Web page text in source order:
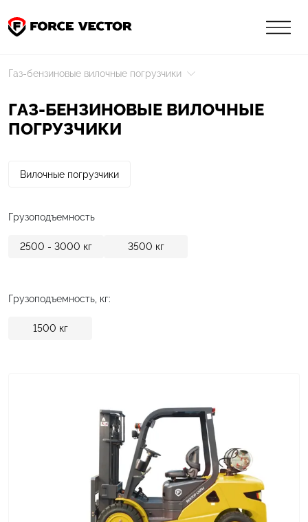
Газ-бензиновые вилочные погрузчики
ГАЗ-БЕНЗИНОВЫЕ ВИЛОЧНЫЕ
ПОГРУЗЧИКИ
Вилочные погрузчики
Грузоподъемность
2500 - 3000 кг 3500 кг
Грузоподъемность, кг:
1500 кг